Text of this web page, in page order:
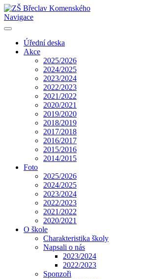
Navigace
Úřední deska
Akce
2025/2026
2024/2025
2023/2024
2022/2023
2021/2022
2020/2021
2019/2020
2018/2019
2017/2018
2016/2017
2015/2016
2014/2015
Foto
2025/2026
2024/2025
2023/2024
2022/2023
2021/2022
2020/2021
O škole
Charakteristika školy
Napsali o nás
2023/2024
2022/2023
Sponzoři